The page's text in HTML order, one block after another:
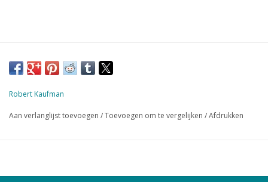
Robert Kaufman
Aan verlanglijst toevoegen /Toevoegen om te vergelijken /Afdrukken